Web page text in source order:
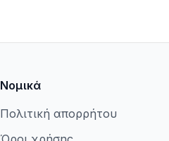
Νομικά
Πολιτική απορρήτου